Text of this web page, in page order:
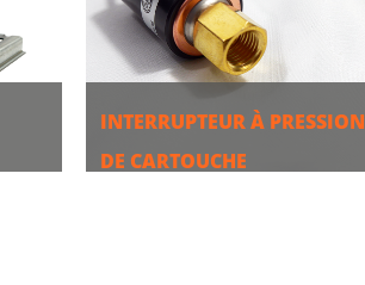
INTERRUPTEUR À PRESSION
DE CARTOUCHE